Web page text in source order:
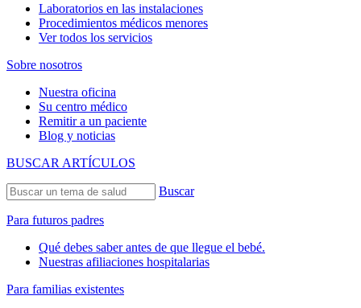
Laboratorios en las instalaciones
Procedimientos médicos menores
Ver todos los servicios
Sobre nosotros
Nuestra oficina
Su centro médico
Remitir a un paciente
Blog y noticias
BUSCAR ARTÍCULOS
Buscar
Para futuros padres
Qué debes saber antes de que llegue el bebé.
Nuestras afiliaciones hospitalarias
Para familias existentes